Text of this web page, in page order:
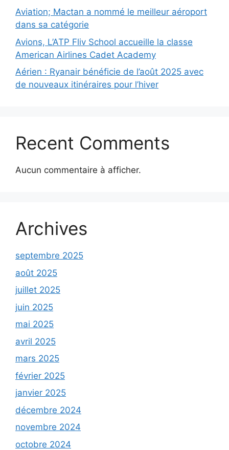
Aviation; Mactan a nommé le meilleur aéroport
dans sa catégorie
Avions, L’ATP Fliv School accueille la classe
American Airlines Cadet Academy
Aérien : Ryanair bénéficie de l’août 2025 avec
de nouveaux itinéraires pour l’hiver
Recent Comments
Aucun commentaire à afficher.
Archives
septembre 2025
août 2025
juillet 2025
juin 2025
mai 2025
avril 2025
mars 2025
février 2025
janvier 2025
décembre 2024
novembre 2024
octobre 2024